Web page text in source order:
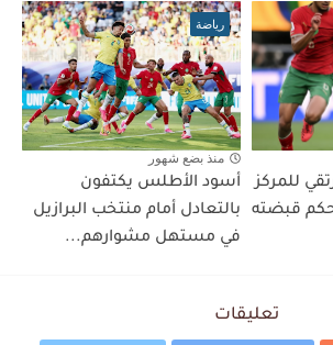
للمركز
قبضته
رياضة
منذ بضع شهور
أسود الأطلس يكتفون
بالتعادل أمام منتخب البرازيل
في مستهل مشوارهم...
تعليقات